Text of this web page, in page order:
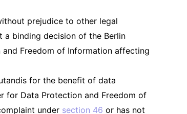
prejudice to other legal
a binding decision of the Berlin
Freedom of Information affecting
for the benefit of data
for Data Protection and Freedom of
under section 46 or has not